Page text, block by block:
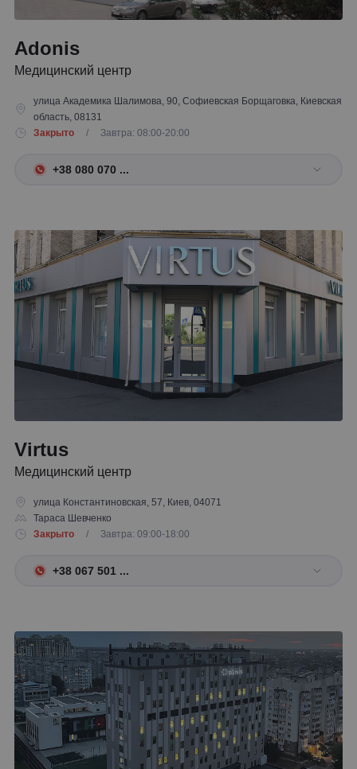
Adonis
Медицинский центр
улица Академика Шалимова, 90, Софиевская Борщаговка, Киевская
область, 08131
Закрыто
/ Завтра: 08:00-20:00
+38 080 070 ...
Virtus
Медицинский центр
улица Константиновская, 57, Киев, 04071
Тараса Шевченко
Закрыто
/ Завтра: 09:00-18:00
+38 067 501 ...